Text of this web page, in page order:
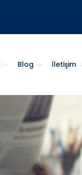
Blog İletişim